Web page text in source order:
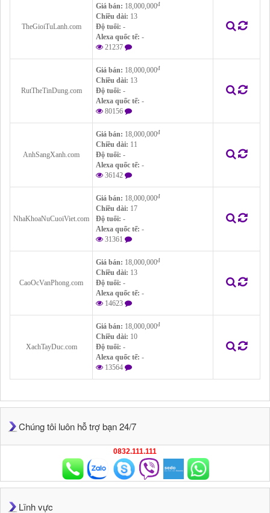
TheGioiTuLanh.com
Giá bán: 18,000,000đ
Chiều dài: 13
Độ tuổi: -
Alexa quốc tế: -
21237
RutTheTinDung.com
Giá bán: 18,000,000đ
Chiều dài: 13
Độ tuổi: -
Alexa quốc tế: -
80156
AnhSangXanh.com
Giá bán: 18,000,000đ
Chiều dài: 11
Độ tuổi: -
Alexa quốc tế: -
36142
NhaKhoaNuCuoiViet.com
Giá bán: 18,000,000đ
Chiều dài: 17
Độ tuổi: -
Alexa quốc tế: -
31361
CaoOcVanPhong.com
Giá bán: 18,000,000đ
Chiều dài: 13
Độ tuổi: -
Alexa quốc tế: -
14623
XachTayDuc.com
Giá bán: 18,000,000đ
Chiều dài: 10
Độ tuổi: -
Alexa quốc tế: -
13564
Chúng tôi luôn hỗ trợ bạn 24/7
0832.111.111
Lĩnh vực